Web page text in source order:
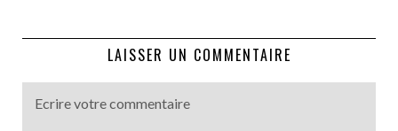
LAISSER UN COMMENTAIRE